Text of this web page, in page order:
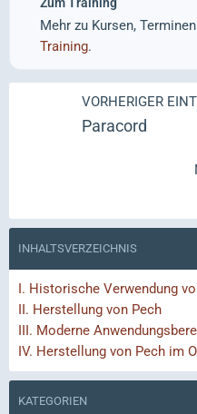
Mehr zu Kursen,
Training.
VORHERIGER
Paracord
INHALTSVERZEICHNIS
I. Historische Verwendung
II. Herstellung von Pech
III. Moderne
IV. Herstellung von Pech im
KATEGORIEN